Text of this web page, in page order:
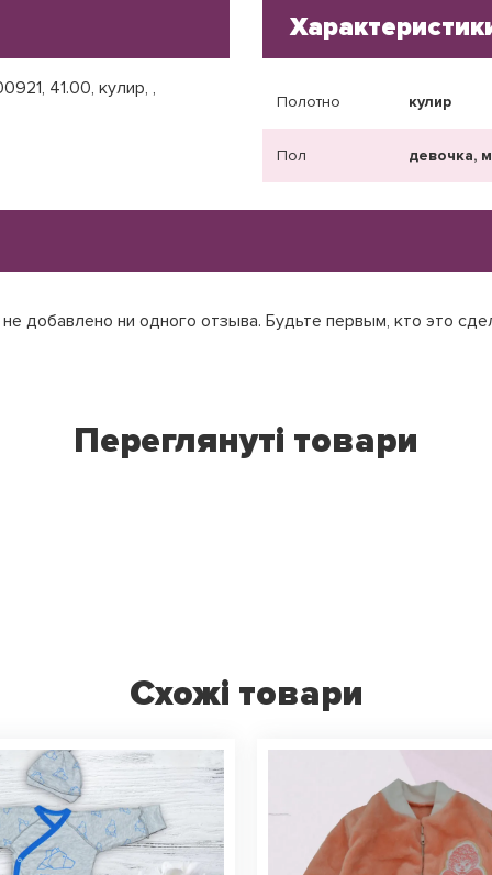
41.00, кулир, ,
Полотно кулир
Пол девочка,
добавлено ни одного отзыва. Будьте первым, кто это
Переглянуті товари
Схожі товари